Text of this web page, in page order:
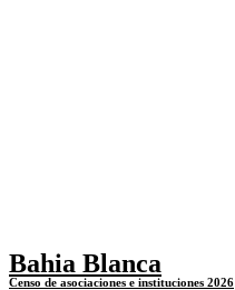
Bahia Blanca
Censo de asociaciones e instituciones 2026